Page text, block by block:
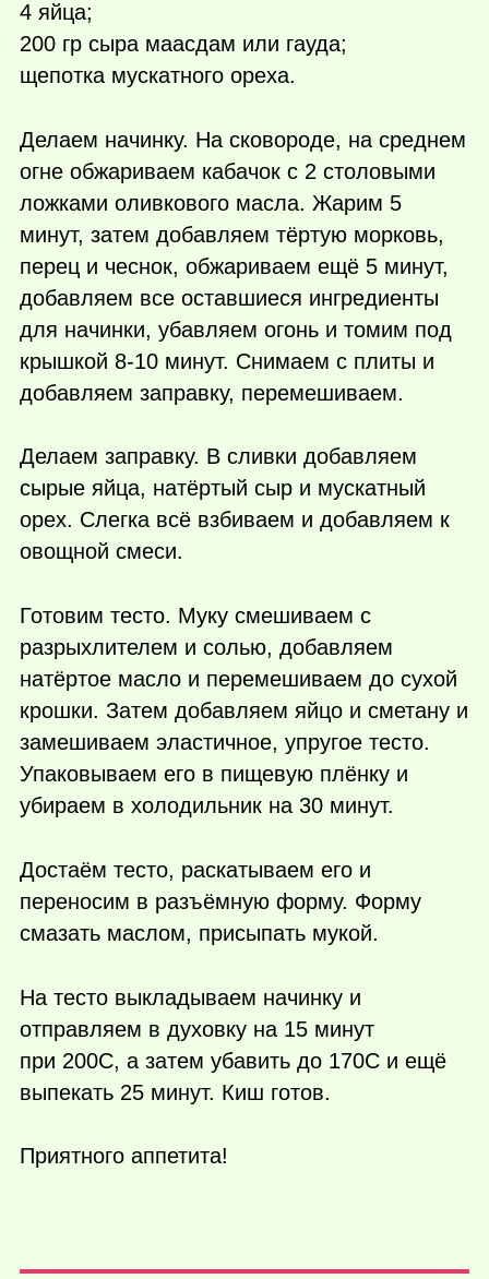
4 яйца;
200 гр сыра маасдам или гауда;
щепотка мускатного ореха.
Делаем начинку. На сковороде, на среднем
огне обжариваем кабачок с 2 столовыми
ложками оливкового масла. Жарим 5
минут, затем добавляем тёртую морковь,
перец и чеснок, обжариваем ещё 5 минут,
добавляем все оставшиеся ингредиенты
для начинки, убавляем огонь и томим под
крышкой 8-10 минут. Снимаем с плиты и
добавляем заправку, перемешиваем.
Делаем заправку. В сливки добавляем
сырые яйца, натёртый сыр и мускатный
орех. Слегка всё взбиваем и добавляем к
овощной смеси.
Готовим тесто. Муку смешиваем с
разрыхлителем и солью, добавляем
натёртое масло и перемешиваем до сухой
крошки. Затем добавляем яйцо и сметану и
замешиваем эластичное, упругое тесто.
Упаковываем его в пищевую плёнку и
убираем в холодильник на 30 минут.
Достаём тесто, раскатываем его и
переносим в разъёмную форму. Форму
смазать маслом, присыпать мукой.
На тесто выкладываем начинку и
отправляем в духовку на 15 минут
при 200С, а затем убавить до 170С и ещё
выпекать 25 минут. Киш готов.
Приятного аппетита!